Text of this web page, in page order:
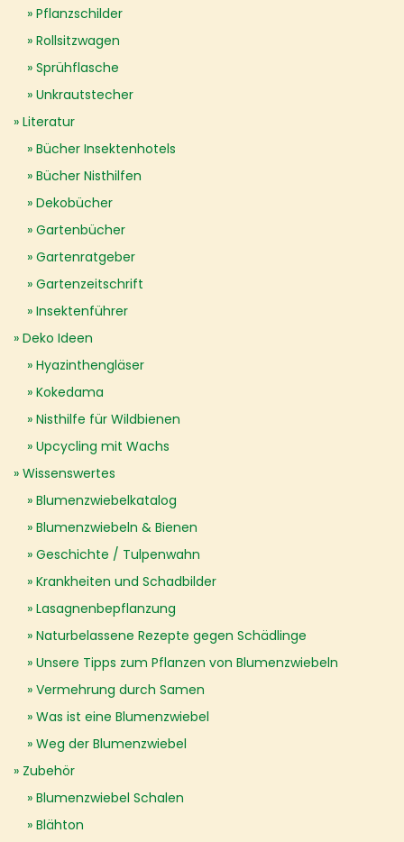
Pflanzschilder
Rollsitzwagen
Sprühflasche
Unkrautstecher
Literatur
Bücher Insektenhotels
Bücher Nisthilfen
Dekobücher
Gartenbücher
Gartenratgeber
Gartenzeitschrift
Insektenführer
Deko Ideen
Hyazinthengläser
Kokedama
Nisthilfe für Wildbienen
Upcycling mit Wachs
Wissenswertes
Blumenzwiebelkatalog
Blumenzwiebeln & Bienen
Geschichte / Tulpenwahn
Krankheiten und Schadbilder
Lasagnenbepflanzung
Naturbelassene Rezepte gegen Schädlinge
Unsere Tipps zum Pflanzen von Blumenzwiebeln
Vermehrung durch Samen
Was ist eine Blumenzwiebel
Weg der Blumenzwiebel
Zubehör
Blumenzwiebel Schalen
Blähton